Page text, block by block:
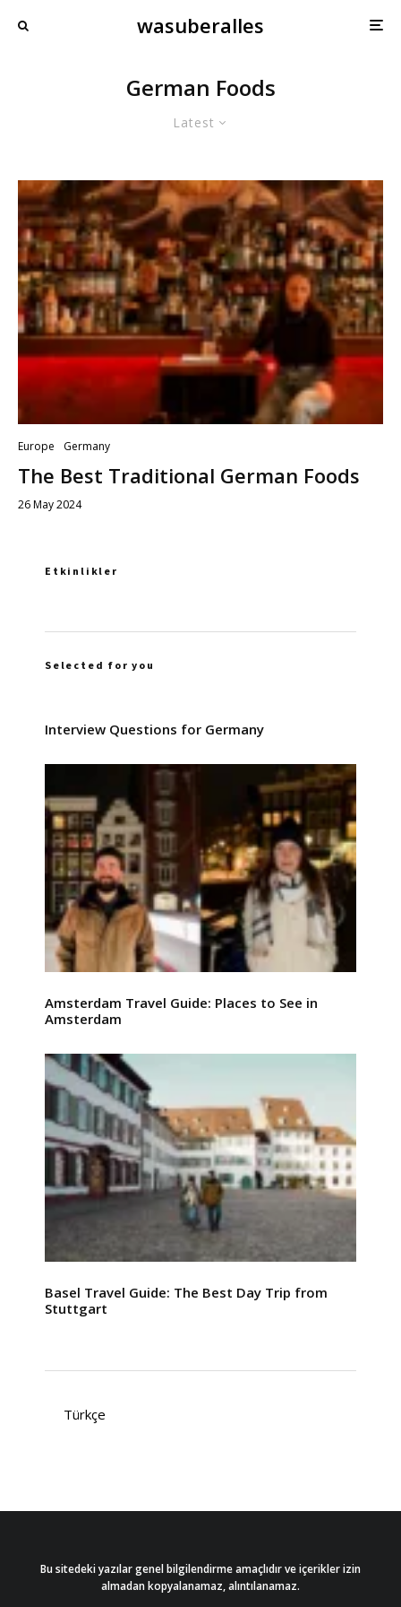
wasuberalles
German Foods
Latest
Europe Germany
The Best Traditional German Foods
26 May 2024
Etkinlikler
Selected for you
Interview Questions for Germany
Amsterdam Travel Guide: Places to See in
Amsterdam
Basel Travel Guide: The Best Day Trip from
Stuttgart
Türkçe
Bu sitedeki yazılar genel bilgilendirme amaçlıdır ve içerikler izin
almadan kopyalanamaz, alıntılanamaz.